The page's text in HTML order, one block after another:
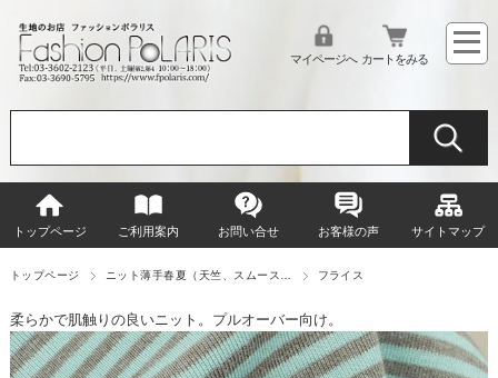
マイページへ カートをみる
トップページ ご利用案内 お問い合せ お客様の声 サイトマップ
トップページ ニット薄手春夏（天竺、スムース… フライス
柔らかで肌触りの良いニット。プルオーバー向け。